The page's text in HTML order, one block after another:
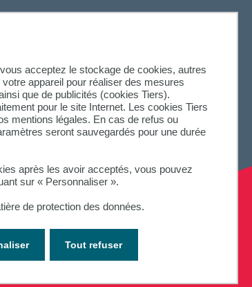
acceptez le stockage de cookies, autres
appareil pour réaliser des mesures
que de publicités (cookies Tiers).
pour le site Internet. Les cookies Tiers
mentions légales. En cas de refus ou
seront sauvegardés pour une durée
après les avoir acceptés, vous pouvez
sur « Personnaliser ».
de protection des données.
Tout refuser